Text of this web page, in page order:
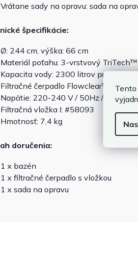
Vrátane sady na opravu: sada na
špecifikácie:
Ø: 244 cm, výška: 66 cm
Materiál poťahu: 3-vrstvový
Kapacita vody: 2300 litrov pri 80%
Filtračné čerpadlo Flowclear™
Napätie: 220-240 V / 50Hz / 23 Watt
Filtračná vložka I: #58093
Hmotnosť: 7,4 kg
doručenia:
1 x bazén
1 x filtračné čerpadlo s vložkou
1 x sada na opravu